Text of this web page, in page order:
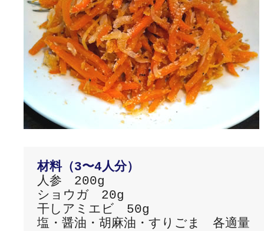
材料（3〜4人分）
人参　200g
ショウガ　20g
干しアミエビ　50g
塩・醤油・胡麻油・すりごま　各適量